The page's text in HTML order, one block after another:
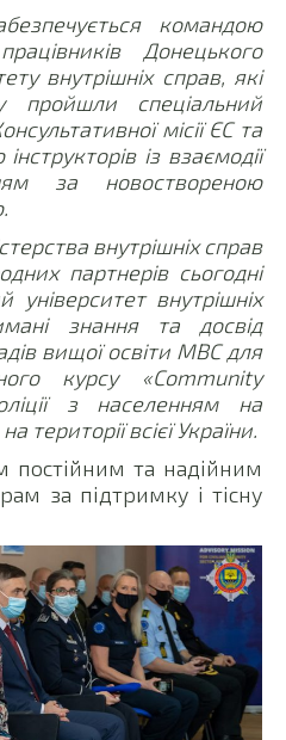
командою
Донецького
внутрішніх справ, які
пройшли спеціальний
місії ЄС та
із взаємодії
за новоствореною
внутрішніх справ
партнерів сьогодні
внутрішніх
знання та досвід
вищої освіти МВС для
курсу «Community
з населенням на
території всієї України.
постійним та надійним
за підтримку і тісну